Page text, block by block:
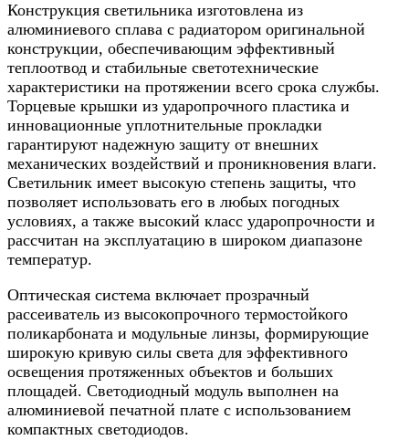
Конструкция светильника изготовлена из
алюминиевого сплава с радиатором оригинальной
конструкции, обеспечивающим эффективный
теплоотвод и стабильные светотехнические
характеристики на протяжении всего срока службы.
Торцевые крышки из ударопрочного пластика и
инновационные уплотнительные прокладки
гарантируют надежную защиту от внешних
механических воздействий и проникновения влаги.
Светильник имеет высокую степень защиты, что
позволяет использовать его в любых погодных
условиях, а также высокий класс ударопрочности и
рассчитан на эксплуатацию в широком диапазоне
температур.
Оптическая система включает прозрачный
рассеиватель из высокопрочного термостойкого
поликарбоната и модульные линзы, формирующие
широкую кривую силы света для эффективного
освещения протяженных объектов и больших
площадей. Светодиодный модуль выполнен на
алюминиевой печатной плате с использованием
компактных светодиодов.